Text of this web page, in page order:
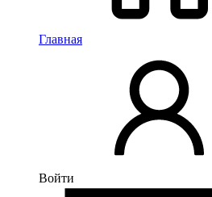
Главная
Войти